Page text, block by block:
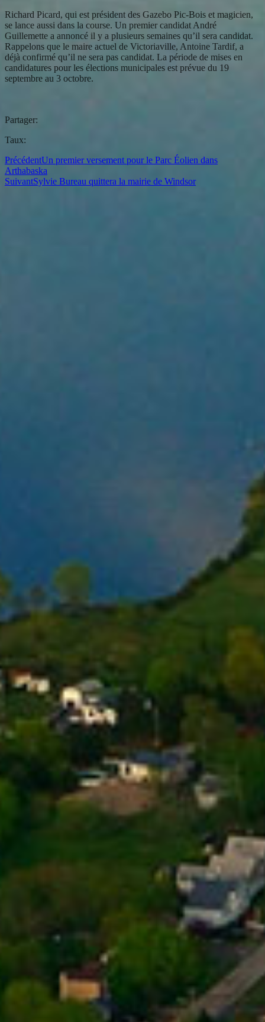
Richard Picard, qui est président des Gazebo Pic-Bois et magicien,
se lance aussi dans la course. Un premier candidat André
Guillemette a annoncé il y a plusieurs semaines qu’il sera candidat.
Rappelons que le maire actuel de Victoriaville, Antoine Tardif, a
déjà confirmé qu’il ne sera pas candidat. La période de mises en
candidatures pour les élections municipales est prévue du 19
septembre au 3 octobre.
Partager:
Taux:
PrécédentUn premier versement pour le Parc Éolien dans
Arthabaska
SuivantSylvie Bureau quittera la mairie de Windsor